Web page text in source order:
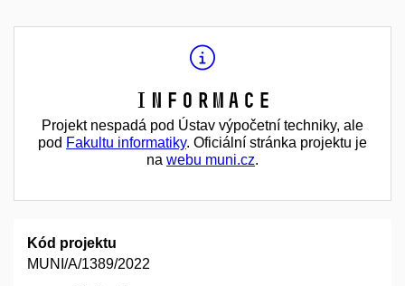
Informace
Projekt nespadá pod Ústav výpočetní techniky, ale
pod Fakultu informatiky. Oficiální stránka projektu je
na webu muni.cz.
Kód projektu
MUNI/A/1389/2022